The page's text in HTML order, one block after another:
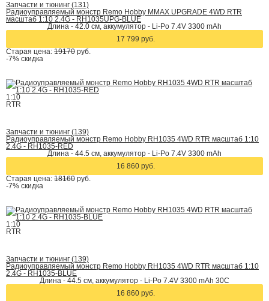
Запчасти и тюнинг (131)
Радиоуправляемый монстр Remo Hobby MMAX UPGRADE 4WD RTR
масштаб 1:10 2.4G - RH1035UPG-BLUE
Длина - 42.0 см, аккумулятор - Li-Po 7.4V 3300 mAh
17 799 руб.
Старая цена: 19170 руб.
-7% скидка
1:10
RTR
Запчасти и тюнинг (139)
Радиоуправляемый монстр Remo Hobby RH1035 4WD RTR масштаб 1:10
2.4G - RH1035-RED
Длина - 44.5 см, аккумулятор - Li-Po 7.4V 3300 mAh
16 860 руб.
Старая цена: 18160 руб.
-7% скидка
1:10
RTR
Запчасти и тюнинг (139)
Радиоуправляемый монстр Remo Hobby RH1035 4WD RTR масштаб 1:10
2.4G - RH1035-BLUE
Длина - 44.5 см, аккумулятор - Li-Po 7.4V 3300 mAh 30С
16 860 руб.